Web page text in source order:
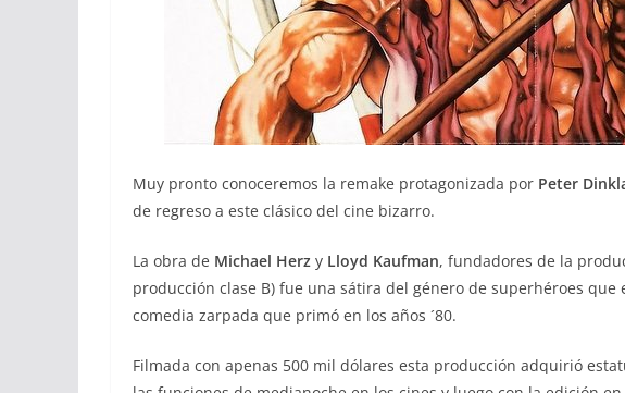
Muy pronto conoceremos la remake protagonizada por Peter
de regreso a este clásico del cine bizarro.
La obra de Michael Herz y Lloyd Kaufman, fundadores de la
producción clase B) fue una sátira del género de superhéroes que
comedia zarpada que primó en los años ´80.
Filmada con apenas 500 mil dólares esta producción adquirió